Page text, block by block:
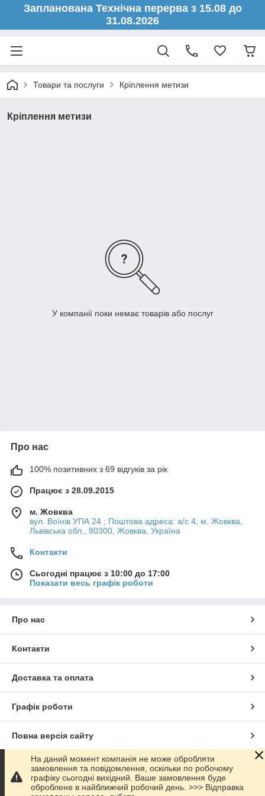
Запланована Технічна перерва з 15.08 до
31.08.2026
Товари та послуги Кріплення метизи
Кріплення метизи
У компанії поки немає товарів або послуг
Про нас
100% позитивних з 69 відгуків за рік
Працює з 28.09.2015
м. Жовква
вул. Воїнів УПА 24 ; Поштова адреса: а/с 4, м. Жовква,
Львівська обл., 80300, Жовква, Україна
Контакти
Сьогодні працює з 10:00 до 17:00
Показати весь графік роботи
Про нас
Контакти
Доставка та оплата
Графік роботи
Повна версія сайту
Сайт створено на маркетплейсіProm.ua
Політика конфіденційності
На даний момент компанія не може обробляти
замовлення та повідомлення, оскільки по робочому
графіку сьогодні вихідний. Ваше замовлення буде
оброблене в найближчий робочий день. >>> Відправка